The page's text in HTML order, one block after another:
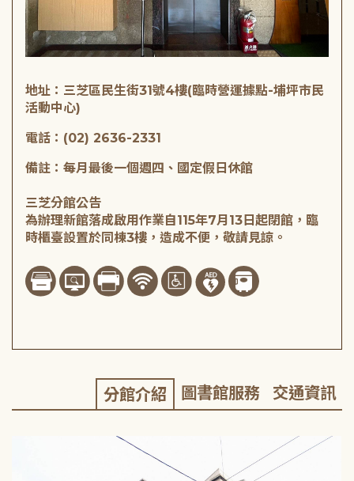
地址：三芝區民生街31號4樓(臨時營運據點-埔坪市民
活動中心)
電話：(02) 2636-2331
備註：每月最後一個週四、國定假日休館
三芝分館公告
為辦理新館落成啟用作業自115年7月13日起閉館，臨
時櫃臺設置於同棟3樓，造成不便，敬請見諒。
分館介紹 圖書館服務 交通資訊